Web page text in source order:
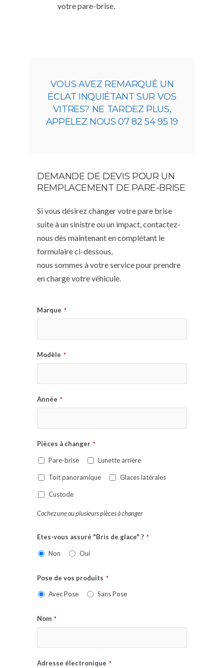
votre pare-brise.
VOUS AVEZ REMARQUÉ UN
ÉCLAT INQUIÉTANT SUR VOS
VITRES? NE TARDEZ PLUS,
APPELEZ NOUS 07 82 54 95 19
DEMANDE DE DEVIS POUR UN
REMPLACEMENT DE PARE-BRISE
Si vous désirez changer votre pare brise
suite à un sinistre ou un impact, contactez-
nous dès maintenant en complétant le
formulaire ci-dessous,
nous sommes à votre service pour prendre
en charge votre véhicule.
Marque *
Modèle *
Année *
Pièces à changer *
Pare-brise Lunette arrière
Toit panoramique Glaces latérales
Custode
Cochez une ou plusieurs pièces à changer
Etes-vous assuré "Bris de glace" ? *
Non Oui
Pose de vos produits *
Avec Pose Sans Pose
Nom *
Adresse électronique *